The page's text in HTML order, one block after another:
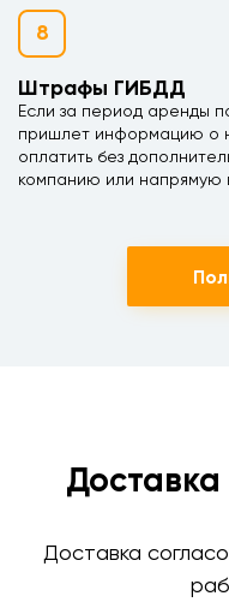
8
Штрафы ГИБДД
Если за период аренды
пришлет информацию о
оплатить без
компанию или напрямую
Доставка